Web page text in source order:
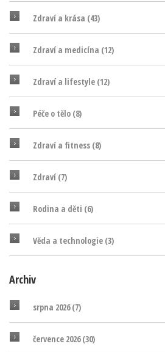
Zdraví a krása (43)
Zdraví a medicína (12)
Zdraví a lifestyle (12)
Péče o tělo (8)
Zdraví a fitness (8)
Zdraví (7)
Rodina a děti (6)
Věda a technologie (3)
Archiv
srpna 2026(7)
července 2026(30)